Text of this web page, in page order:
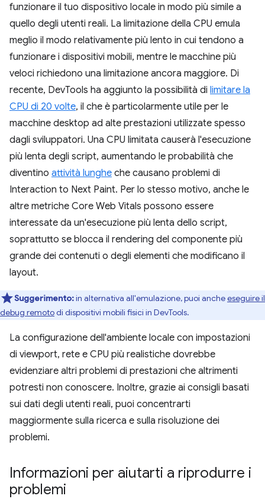
funzionare il tuo dispositivo locale in modo più simile a
quello degli utenti reali. La limitazione della CPU emula
meglio il modo relativamente più lento in cui tendono a
funzionare i dispositivi mobili, mentre le macchine più
veloci richiedono una limitazione ancora maggiore. Di
recente, DevTools ha aggiunto la possibilità di limitare la
CPU di 20 volte, il che è particolarmente utile per le
macchine desktop ad alte prestazioni utilizzate spesso
dagli sviluppatori. Una CPU limitata causerà l'esecuzione
più lenta degli script, aumentando le probabilità che
diventino attività lunghe che causano problemi di
Interaction to Next Paint. Per lo stesso motivo, anche le
altre metriche Core Web Vitals possono essere
interessate da un'esecuzione più lenta dello script,
soprattutto se blocca il rendering del componente più
grande dei contenuti o degli elementi che modificano il
layout.
Suggerimento:in alternativa all'emulazione, puoi ancheeseguire il
debug remotodi dispositivi mobili fisici in DevTools.
La configurazione dell'ambiente locale con impostazioni
di viewport, rete e CPU più realistiche dovrebbe
evidenziare altri problemi di prestazioni che altrimenti
potresti non conoscere. Inoltre, grazie ai consigli basati
sui dati degli utenti reali, puoi concentrarti
maggiormente sulla ricerca e sulla risoluzione dei
problemi.
Informazioni per aiutarti a riprodurre i
problemi